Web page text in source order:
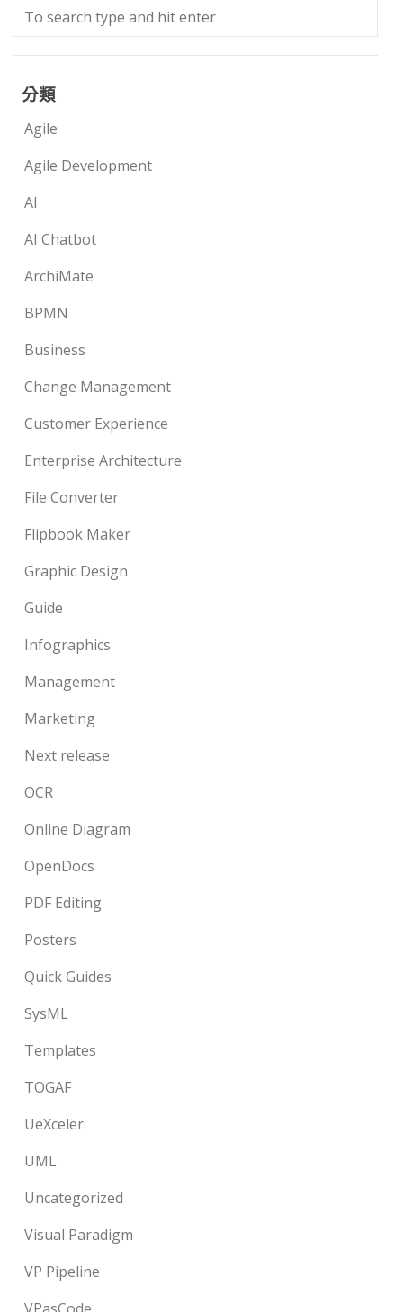
分類
Agile
Agile Development
AI
AI Chatbot
ArchiMate
BPMN
Business
Change Management
Customer Experience
Enterprise Architecture
File Converter
Flipbook Maker
Graphic Design
Guide
Infographics
Management
Marketing
Next release
OCR
Online Diagram
OpenDocs
PDF Editing
Posters
Quick Guides
SysML
Templates
TOGAF
UeXceler
UML
Uncategorized
Visual Paradigm
VP Pipeline